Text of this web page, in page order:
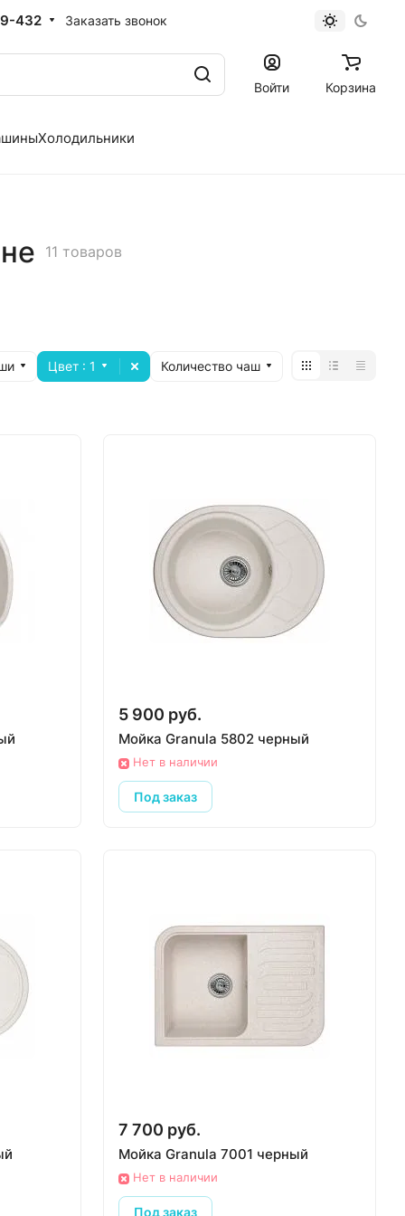
432 Заказать звонок
Войти Корзина
Холодильники
11 товаров
Цвет : 1 Количество чаш
5 900 руб.
Мойка Granula 5802 черный
Нет в наличии
Под заказ
7 700 руб.
Мойка Granula 7001 черный
Нет в наличии
Под заказ